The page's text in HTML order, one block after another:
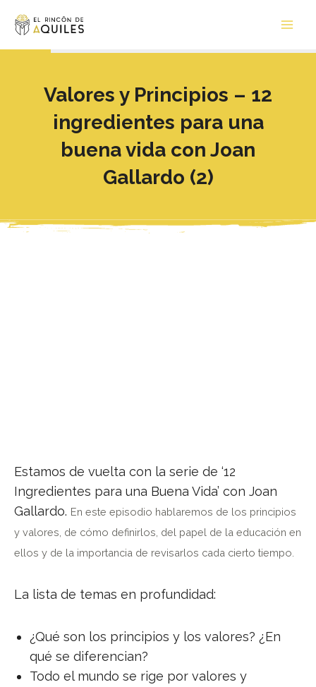
Valores y Principios – 12
ingredientes para una
buena vida con Joan
Gallardo (2)
Estamos de vuelta con la serie de ‘12
Ingredientes para una Buena Vida’ con Joan
Gallardo. En este episodio hablaremos de los principios
y valores, de cómo definirlos, del papel de la educación en
ellos y de la importancia de revisarlos cada cierto tiempo.
La lista de temas en profundidad:
¿Qué son los principios y los valores? ¿En
qué se diferencian?
Todo el mundo se rige por valores y